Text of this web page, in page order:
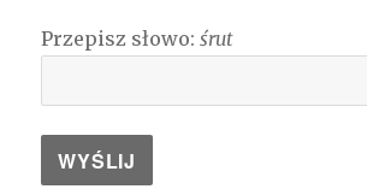
Przepisz słowo:śrut